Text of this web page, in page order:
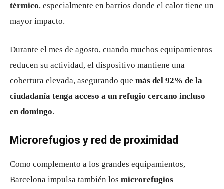
térmico, especialmente en barrios donde el calor tiene un
mayor impacto.
Durante el mes de agosto, cuando muchos equipamientos
reducen su actividad, el dispositivo mantiene una
cobertura elevada, asegurando que más del 92% de la
ciudadanía tenga acceso a un refugio cercano incluso
en domingo.
Microrefugios y red de proximidad
Como complemento a los grandes equipamientos,
Barcelona impulsa también los microrefugios